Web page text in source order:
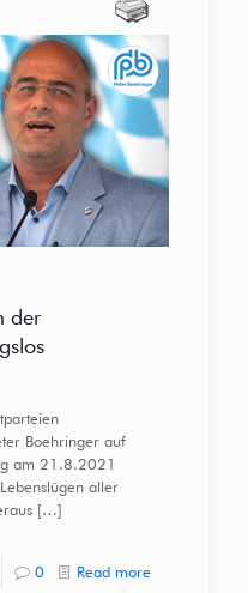
der
Boehringer auf
am 21.8.2021
aller
[…]
0 Read more